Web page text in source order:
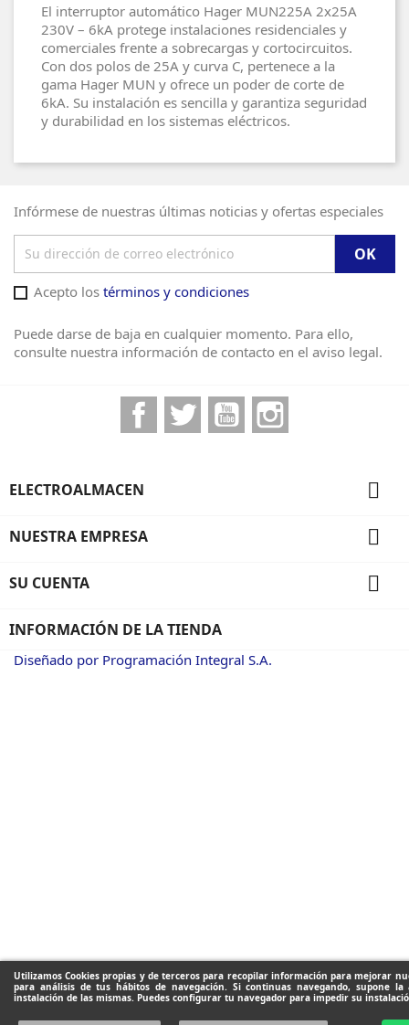
Utilizamos Cookies propias y de terceros para recopilar información para mejorar
para análisis de tus hábitos de navegación. Si continuas navegando, supone la
instalación de las mismas. Puedes configurar tu navegador para impedir su
El interruptor automático Hager MUN225A 2x25A
230V – 6kA protege instalaciones residenciales y
comerciales frente a sobrecargas y cortocircuitos.
Con dos polos de 25A y curva C, pertenece a la
gama Hager MUN y ofrece un poder de corte de
6kA. Su instalación es sencilla y garantiza seguridad
y durabilidad en los sistemas eléctricos.
Infórmese de nuestras últimas noticias y ofertas especiales
Acepto los términos y condiciones
Puede darse de baja en cualquier momento. Para ello,
consulte nuestra información de contacto en el aviso legal.
FacebookTwitter YouTube
ELECTROALMACEN 
NUESTRA EMPRESA 
SU CUENTA 
INFORMACIÓN DE LA TIENDA
Diseñado por Programación Integral S.A.